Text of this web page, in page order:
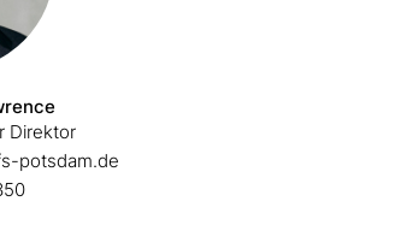
Direktor
potsdam.de